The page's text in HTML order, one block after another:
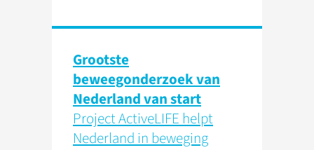
Grootste
beweegonderzoek van
Nederland van start
Project ActiveLIFE helpt
Nederland in beweging